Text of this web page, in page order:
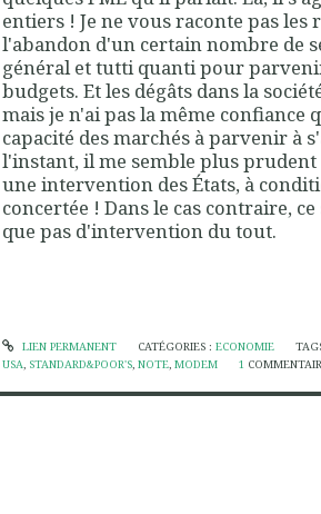
entiers ! Je ne vous raconte pas les
l'abandon d'un certain nombre de
général et tutti quanti pour
budgets. Et les dégâts dans la
mais je n'ai pas la même confiance
capacité des marchés à parvenir à
l'instant, il me semble plus
une intervention des États, à
concertée ! Dans le cas contraire,
que pas d'intervention du tout.
LIEN PERMANENT CATÉGORIES : ECONOMIE
USA, STANDARD&POOR'S, NOTE, MODEM 1